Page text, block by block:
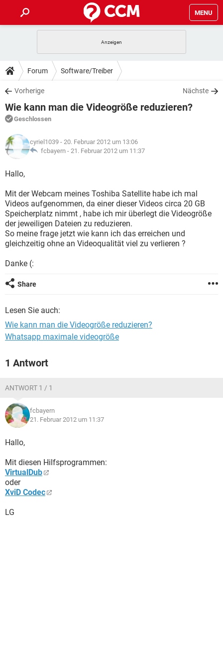
MENU
ANDROID IOS
WINDOWS 10
WHATSAPP TIKTOK
FACEBOOK
TIPPS & TRICKS
SPIELE
WINDOWS 10
WHATSAPP
FACEBOOK HARDWARE
DOWNLOADS
SPIELE STREAMING
ANDROID
WINDOWS 10 INSTAGRAM
WHATSAPP
FACEBOOK
FORUM
SPIELE
ANDROID IOS
FACEBOOK HARDWARE
LEXIKON
SPIELE
ANDROID
WINDOWS 10 INSTAGRAM
WHATSAPP TIKTOK
FACEBOOK HARDWARE
Forum Software/Treiber
Vorherige Nächste
Wie kann man die Videogröße reduzieren?
Geschlossen
cyriel1039 - 20. Februar 2012 um 13:06
fcbayern - 21. Februar 2012 um 11:37
Hallo,
Mit der Webcam meines Toshiba Satellite habe ich mal
Videos aufgenommen, da einer dieser Videos circa 20 GB
Speicherplatz nimmt , habe ich mir überlegt die Videogröße
der jeweiligen Dateien zu reduzieren.
So meine frage jetzt wie kann ich das erreichen und
gleichzeitig ohne an Videoqualität viel zu verlieren ?
Danke (:
Share
Lesen Sie auch:
Wie kann man die Videogröße reduzieren?
Whatsapp maximale videogröße
1 Antwort
ANTWORT 1 / 1
fcbayern
21. Februar 2012 um 11:37
Hallo,
Mit diesen Hilfsprogrammen:
VirtualDub
oder
XviD Codec
LG